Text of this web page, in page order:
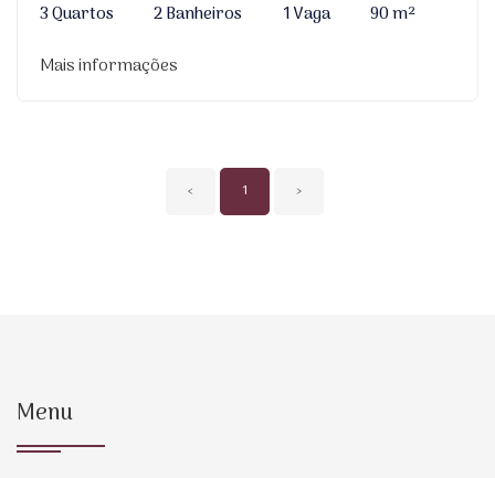
3 Quartos
2 Banheiros 1 Vaga
90 m²
Mais informações
‹ 1 ›
Menu